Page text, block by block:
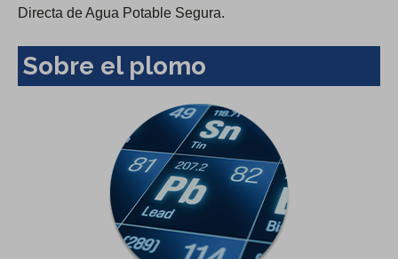
Directa de Agua Potable Segura.
Sobre el plomo